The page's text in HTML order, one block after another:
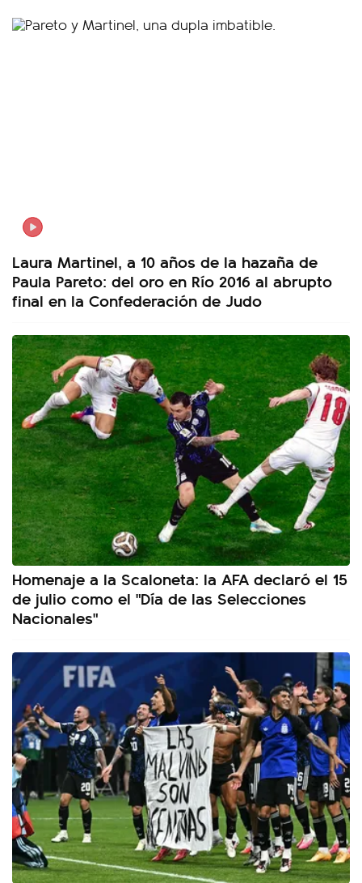
Laura Martinel, a 10 años de la hazaña de
Paula Pareto: del oro en Río 2016 al abrupto
final en la Confederación de Judo
Homenaje a la Scaloneta: la AFA declaró el 15
de julio como el "Día de las Selecciones
Nacionales"